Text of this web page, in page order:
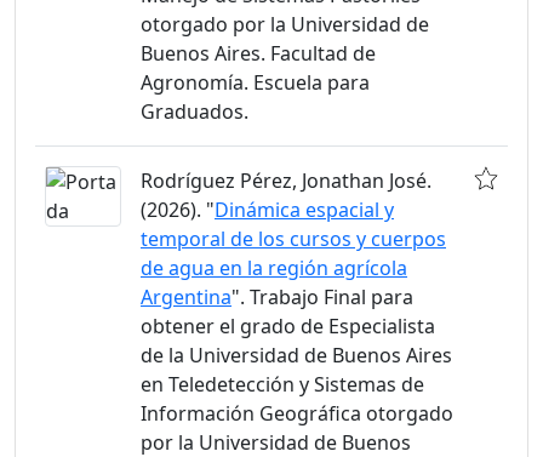
otorgado por la Universidad de
Buenos Aires. Facultad de
Agronomía. Escuela para
Graduados.
Rodríguez Pérez, Jonathan José.
(2026). "Dinámica espacial y
temporal de los cursos y cuerpos
de agua en la región agrícola
Argentina". Trabajo Final para
obtener el grado de Especialista
de la Universidad de Buenos Aires
en Teledetección y Sistemas de
Información Geográfica otorgado
por la Universidad de Buenos